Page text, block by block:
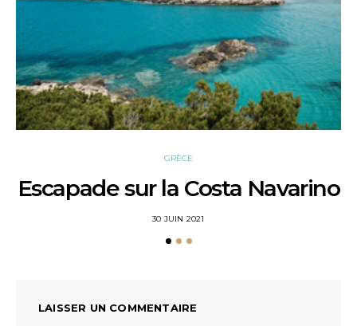
GRÈCE
Escapade sur la Costa Navarino
POSTED
30 JUIN 2021
LAISSER UN COMMENTAIRE